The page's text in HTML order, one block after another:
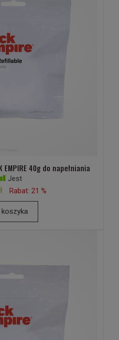
EMPIRE 40g do napełniania
Jest
Rabat: 21 %
koszyka